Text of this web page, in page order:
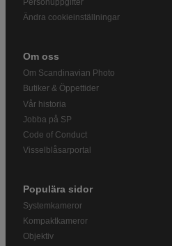
Personuppgifter
Ändra cookieinställningar
Om oss
Om Scandinavian Photo
Butiker & Öppettider
Vår historia
Jobba på SP
Code of Conduct
Visselblåsarportal
Populära sidor
Systemkameror
Kompaktkameror
Objektiv